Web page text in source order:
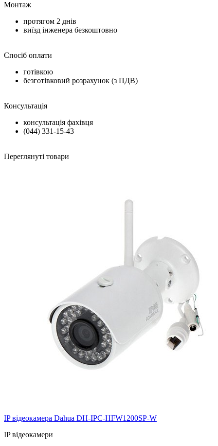
Монтаж
протягом 2 днів
виїзд інженера безкоштовно
Спосіб оплати
готівкою
безготівковий розрахунок (з ПДВ)
Консультація
консультація фахівця
(044) 331-15-43
Переглянуті товари
IP відеокамера Dahua DH-IPC-HFW1200SP-W
IP відеокамери